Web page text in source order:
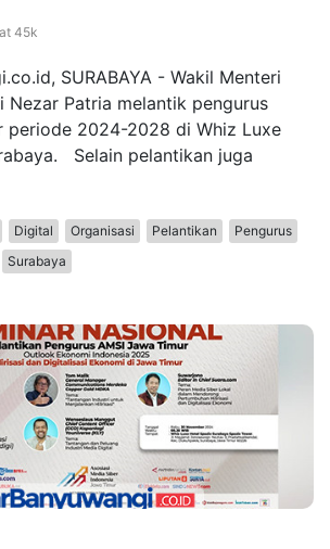
45k
SURABAYA - Wakil Menteri
Nezar Patria melantik pengurus
periode 2024-2028 di Whiz Luxe
Selain pelantikan juga
Digital Organisasi Pelantikan
Pengurus
Surabaya